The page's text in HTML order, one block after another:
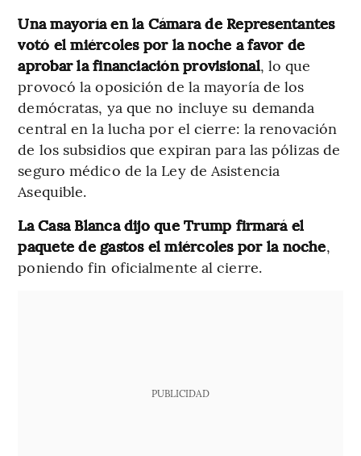
Una mayoría en la Cámara de Representantes
votó el miércoles por la noche a favor de
aprobar la financiación provisional, lo que
provocó la oposición de la mayoría de los
demócratas, ya que no incluye su demanda
central en la lucha por el cierre: la renovación
de los subsidios que expiran para las pólizas de
seguro médico de la Ley de Asistencia
Asequible.
La Casa Blanca dijo que Trump firmará el
paquete de gastos el miércoles por la noche,
poniendo fin oficialmente al cierre.
PUBLICIDAD